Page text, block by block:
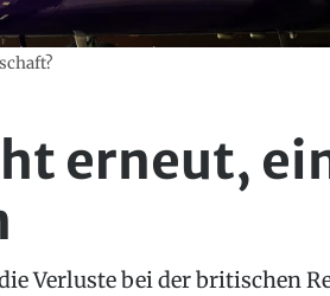
erneut,
Verluste bei der britischen